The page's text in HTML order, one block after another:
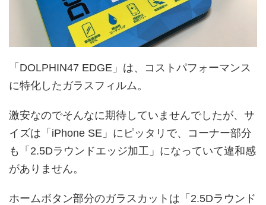
「DOLPHIN47 EDGE」は、コストパフォーマンス
に特化したガラスフィルム。
激安なのでそんなに期待していませんでしたが、サ
イズは「iPhone SE」にピッタリで、コーナー部分
も「2.5Dラウンドエッジ加工」になっていて違和感
がありません。
ホームボタン部分のガラスカットは「2.5Dラウンド